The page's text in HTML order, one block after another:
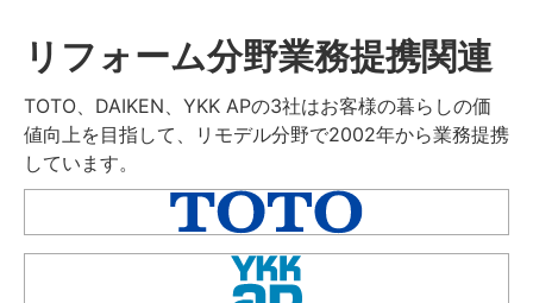
リフォーム分野業務提携関連
TOTO、DAIKEN、YKK APの3社はお客様の暮らしの価
値向上を目指して、リモデル分野で2002年から業務提携
しています。